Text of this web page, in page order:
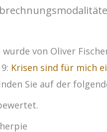
wurde von Oliver
Krisen sind für mich
Sie auf der